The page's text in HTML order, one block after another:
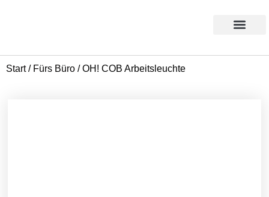
Start/ Fürs Büro / OH! COB Arbeitsleuchte